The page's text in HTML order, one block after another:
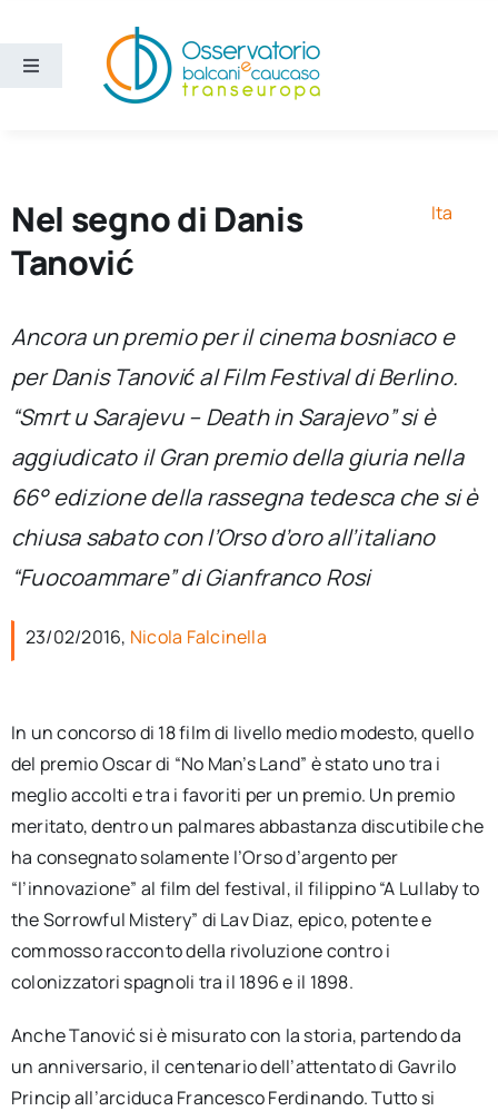
contenuto
Toggle
Ricerca e divulgazione
Sezioni
Chi siamo
per:
Newsletter
Ita
Nel segno di Danis
Tanović
Ita
Ancora un premio per il cinema bosniaco e
per Danis Tanović al Film Festival di Berlino.
“Smrt u Sarajevu – Death in Sarajevo” si è
aggiudicato il Gran premio della giuria nella
66° edizione della rassegna tedesca che si è
chiusa sabato con l’Orso d’oro all’italiano
“Fuocoammare” di Gianfranco Rosi
23/02/2016, Nicola Falcinella
In un concorso di 18 film di livello medio modesto, quello
del premio Oscar di “No Man’s Land” è stato uno tra i
meglio accolti e tra i favoriti per un premio. Un premio
meritato, dentro un palmares abbastanza discutibile che
ha consegnato solamente l’Orso d’argento per
“l’innovazione” al film del festival, il filippino “A Lullaby to
the Sorrowful Mistery” di Lav Diaz, epico, potente e
commosso racconto della rivoluzione contro i
colonizzatori spagnoli tra il 1896 e il 1898.
Anche Tanović si è misurato con la storia, partendo da
un anniversario, il centenario dell’attentato di Gavrilo
Princip all’arciduca Francesco Ferdinando. Tutto si